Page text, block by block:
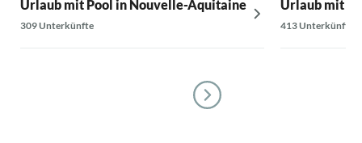
Urlaub mit Pool in Nouvelle-Aquitaine
309 Unterkünfte
Urlaub mit
413 Unterkünfte